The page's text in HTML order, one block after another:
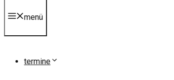
menü
termine